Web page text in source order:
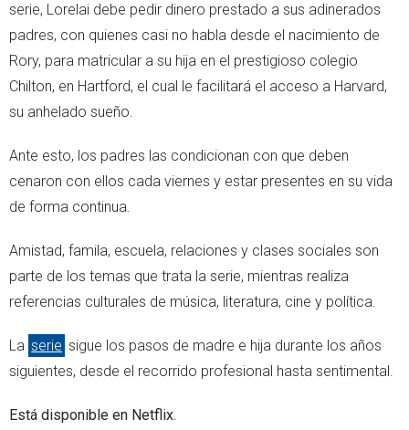
serie, Lorelai debe pedir dinero prestado a sus adinerados
padres, con quienes casi no habla desde el nacimiento de
Rory, para matricular a su hija en el prestigioso colegio
Chilton, en Hartford, el cual le facilitará el acceso a Harvard,
su anhelado sueño.
Ante esto, los padres las condicionan con que deben
cenaron con ellos cada viernes y estar presentes en su vida
de forma continua.
Amistad, famila, escuela, relaciones y clases sociales son
parte de los temas que trata la serie, mientras realiza
referencias culturales de música, literatura, cine y política.
La serie sigue los pasos de madre e hija durante los años
siguientes, desde el recorrido profesional hasta sentimental.
Está disponible en Netflix.